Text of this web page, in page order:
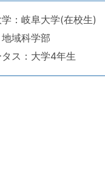
：岐阜大学(在校生)
域科学部
タス：大学4年生